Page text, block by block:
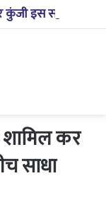
शामिल कर
साधा